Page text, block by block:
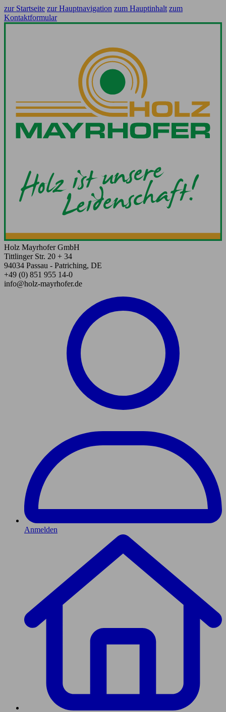
zur Startseite zur Hauptnavigation zum Hauptinhalt zum
Kontaktformular
Holz Mayrhofer GmbH
Tittlinger Str. 20 + 34
94034 Passau - Patriching, DE
+49 (0) 851 955 14-0
info@holz-mayrhofer.de
Anmelden